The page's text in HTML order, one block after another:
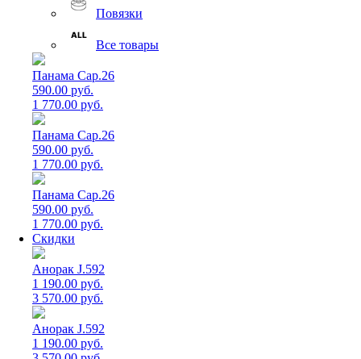
Повязки
Все товары
Панама Cap.26
590.00 руб.
1 770.00 руб.
Панама Cap.26
590.00 руб.
1 770.00 руб.
Панама Cap.26
590.00 руб.
1 770.00 руб.
Скидки
Анорак J.592
1 190.00 руб.
3 570.00 руб.
Анорак J.592
1 190.00 руб.